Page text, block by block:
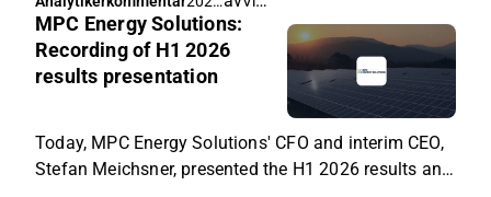
-07-
30
12:5
1
MPC Energy Solutions:
Recording of H1 2026
results presentation
Today, MPC Energy Solutions' CFO and interim CEO,
Stefan Meichsner, presented the H1 2026 results and